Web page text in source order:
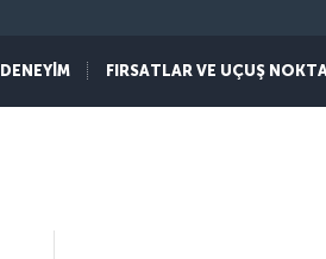
DENEYİM FIRSATLAR VE UÇUŞ